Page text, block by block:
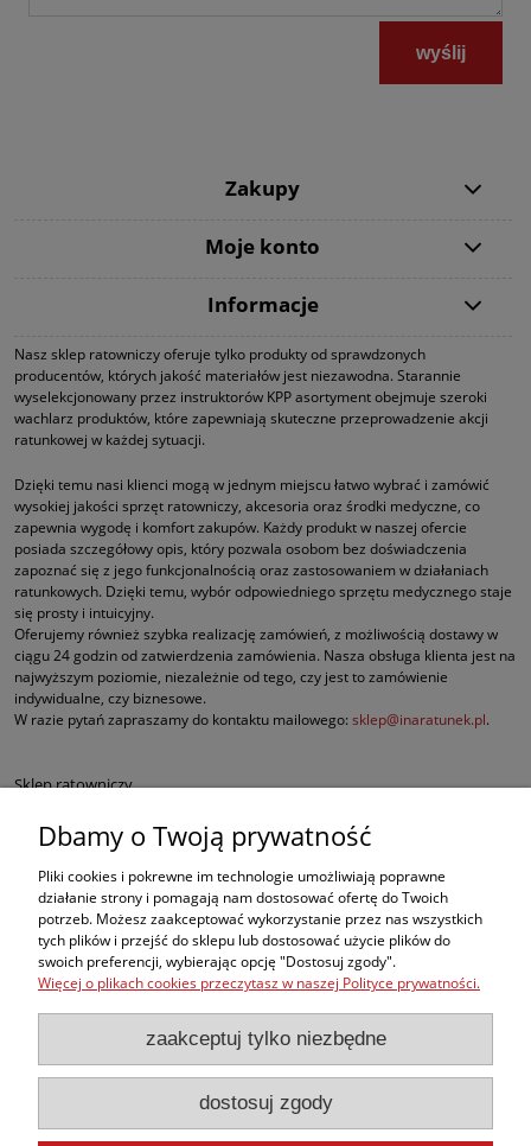
wyślij
Zakupy
Moje konto
Informacje
Nasz sklep ratowniczy oferuje tylko produkty od sprawdzonych
producentów, których jakość materiałów jest niezawodna. Starannie
wyselekcjonowany przez instruktorów KPP asortyment obejmuje szeroki
wachlarz produktów, które zapewniają skuteczne przeprowadzenie akcji
ratunkowej w każdej sytuacji.
Dzięki temu nasi klienci mogą w jednym miejscu łatwo wybrać i zamówić
wysokiej jakości sprzęt ratowniczy, akcesoria oraz środki medyczne, co
zapewnia wygodę i komfort zakupów. Każdy produkt w naszej ofercie
posiada szczegółowy opis, który pozwala osobom bez doświadczenia
zapoznać się z jego funkcjonalnością oraz zastosowaniem w działaniach
ratunkowych. Dzięki temu, wybór odpowiedniego sprzętu medycznego staje
się prosty i intuicyjny.
Oferujemy również szybka realizację zamówień, z możliwością dostawy w
ciągu 24 godzin od zatwierdzenia zamówienia. Nasza obsługa klienta jest na
najwyższym poziomie, niezależnie od tego, czy jest to zamówienie
indywidualne, czy biznesowe.
W razie pytań zapraszamy do kontaktu mailowego: sklep@inaratunek.pl.
Sklep ratowniczy
Defibrylatory AED
Fantomy RKO
Sprzęt ratowniczy dla służb mundurowych
Apteczki pierwszej pomocy
, ale w naszej ofercie znajdą Państwo także inne produkty medyczne
najwyższej jakości, takie jak sprzęt do ewakuacji czy nowoczesne środki do
Dbamy o Twoją prywatność
Pliki cookies i pokrewne im technologie umożliwiają poprawne
działanie strony i pomagają nam dostosować ofertę do Twoich
potrzeb. Możesz zaakceptować wykorzystanie przez nas wszystkich
tych plików i przejść do sklepu lub dostosować użycie plików do
swoich preferencji, wybierając opcję "Dostosuj zgody".
Więcej o plikach cookies przeczytasz w naszej Polityce prywatności.
zaakceptuj tylko niezbędne
dostosuj zgody